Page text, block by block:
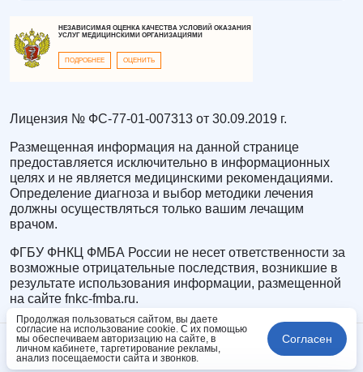
НЕЗАВИСИМАЯ ОЦЕНКА КАЧЕСТВА УСЛОВИЙ ОКАЗАНИЯ
УСЛУГ МЕДИЦИНСКИМИ ОРГАНИЗАЦИЯМИ
ПОДРОБНЕЕ ОЦЕНИТЬ
Лицензия № ФС-77-01-007313 от 30.09.2019 г.
Размещенная информация на данной странице
предоставляется исключительно в информационных
целях и не является медицинскими рекомендациями.
Определение диагноза и выбор методики лечения
должны осуществляться только вашим лечащим
врачом.
ФГБУ ФНКЦ ФМБА России не несет ответственности за
возможные отрицательные последствия, возникшие в
результате использования информации, размещенной
на сайте fnkc-fmba.ru.
Продолжая пользоваться сайтом, вы даете
согласие на использование cookie. С их помощью
мы обеспечиваем авторизацию на сайте, в
личном кабинете, таргетирование рекламы,
анализ посещаемости сайта и звонков.
Согласен